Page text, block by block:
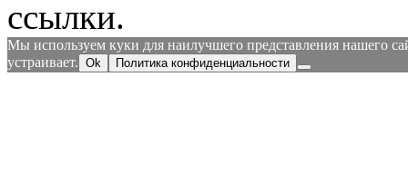
ссылки.
Мы используем куки для наилучшего представления нашего
устраивает. Ok Политика конфиденциальности